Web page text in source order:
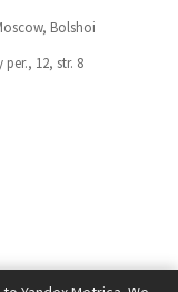
Bolshoi
per., 12, str. 8